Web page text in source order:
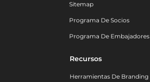
Sitemap
Programa De Socios
Programa De Embajadores
Recursos
Herramientas De Branding